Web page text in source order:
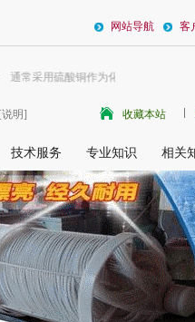
通常采用硫酸铜作为化学镀铜液的主
[说明] 收藏本站
技术服务 专业知识 相关
网站导航 客